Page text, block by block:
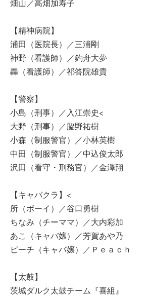
畑山／高畑加寿子
【精神病院】
浦田（医院長）／三浦剛
神野（看護師）／釣舟大夢
轟（看護師）／祁答院雄貴
【警察】
小島（刑事）／入江崇史<
大野（刑事）／脇野祐樹
小森（制服警官）／小林英樹
中田（制服警官）／中込俊太郎
沢田（看守・刑務官）／金澤翔
【キャバクラ】<
所（ボーイ）／谷口勇樹
ちなみ（チーママ）／大内彩加
あこ（キャバ嬢）／芳賀あや乃
ピーチ（キャバ嬢）／Ｐｅａｃｈ
【太鼓】
茨城ダルク太鼓チーム『喜組』